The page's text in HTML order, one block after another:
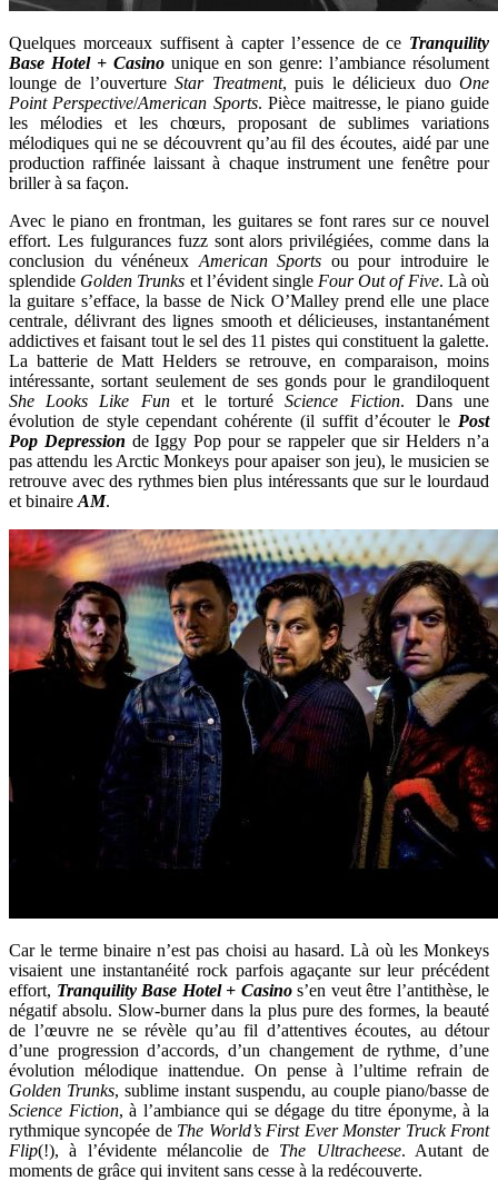
Quelques morceaux suffisent à capter l’essence de ce Tranquility
Base Hotel + Casinounique en son genre: l’ambiance résolument
lounge de l’ouvertureStar Treatment, puis le délicieux duoOne
Point Perspective/American Sports. Pièce maitresse, le piano guide
les mélodies et les chœurs, proposant de sublimes variations
mélodiques qui ne se découvrent qu’au fil des écoutes, aidé par une
production raffinée laissant à chaque instrument une fenêtre pour
briller à sa façon.
Avec le piano en frontman, les guitares se font rares sur ce nouvel
effort. Les fulgurances fuzz sont alors privilégiées, comme dans la
conclusion du vénéneux American Sports ou pour introduire le
splendide Golden Trunks et l’évident single Four Out of Five. Là où
la guitare s’efface, la basse de Nick O’Malley prend elle une place
centrale, délivrant des lignes smooth et délicieuses, instantanément
addictives et faisant tout le sel des 11 pistes qui constituent la galette.
La batterie de Matt Helders se retrouve, en comparaison, moins
intéressante, sortant seulement de ses gonds pour le grandiloquent
She Looks Like Fun et le torturé Science Fiction. Dans une
évolution de style cependant cohérente (il suffit d’écouter le Post
Pop Depression de Iggy Pop pour se rappeler que sir Helders n’a
pas attendu les Arctic Monkeys pour apaiser son jeu), le musicien se
retrouve avec des rythmes bien plus intéressants que sur le lourdaud
et binaire AM.
Car le terme binaire n’est pas choisi au hasard. Là où les Monkeys
visaient une instantanéité rock parfois agaçante sur leur précédent
effort, Tranquility Base Hotel + Casinos’en veut être l’antithèse, le
négatif absolu. Slow-burner dans la plus pure des formes, la beauté
de l’œuvre ne se révèle qu’au fil d’attentives écoutes, au détour
d’une progression d’accords, d’un changement de rythme, d’une
évolution mélodique inattendue. On pense à l’ultime refrain de
Golden Trunks, sublime instant suspendu, au couple piano/basse de
Science Fiction, à l’ambiance qui se dégage du titre éponyme, à la
rythmique syncopée de The World’s First Ever Monster Truck Front
Flip(!), à l’évidente mélancolie de The Ultracheese. Autant de
moments de grâce qui invitent sans cesse à la redécouverte.